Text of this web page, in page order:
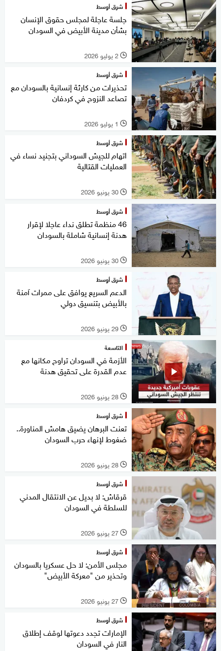
شرق أوسط
جلسة عاجلة لمجلس حقوق الإنسان
بشأن مدينة الأبيض في السودان
l 2 يوليو 2026
شرق أوسط
تحذيرات من كارثة إنسانية بالسودان مع
تصاعد النزوح في كردفان
l 1 يوليو 2026
شرق أوسط
اتهام للجيش السوداني بتجنيد نساء في
العمليات القتالية
l 30 يونيو 2026
شرق أوسط
46 منظمة تطلق نداء عاجلا لإقرار
هدنة إنسانية شاملة بالسودان
l 30 يونيو 2026
شرق أوسط
الدعم السريع يوافق على ممرات آمنة
بالأبيض بتنسيق دولي
l 29 يونيو 2026
التاسعة
الأزمة في السودان تراوح مكانها مع
عدم القدرة على تحقيق هدنة
l 28 يونيو 2026
شرق أوسط
تعنت البرهان يضيق هامش المناورة..
ضغوط لإنهاء حرب السودان
l 28 يونيو 2026
شرق أوسط
قرقاش: لا بديل عن الانتقال المدني
للسلطة في السودان
l 27 يونيو 2026
شرق أوسط
مجلس الأمن: لا حل عسكريا بالسودان
وتحذير من "معركة الأبيض"
l 27 يونيو 2026
شرق أوسط
الإمارات تجدد دعوتها لوقف إطلاق
النار في السودان